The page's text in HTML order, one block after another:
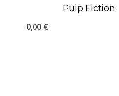
Pulp Fiction
0,00 €